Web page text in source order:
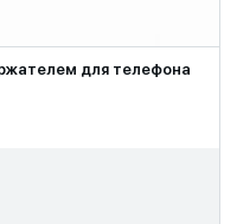
для телефона